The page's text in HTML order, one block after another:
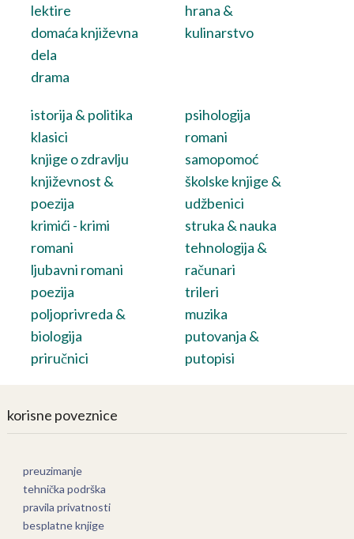
lektire
domaća književna
dela
drama
hrana &
kulinarstvo
istorija & politika
klasici
knjige o zdravlju
književnost &
poezija
krimići - krimi
romani
ljubavni romani
poezija
poljoprivreda &
biologija
priručnici
psihologija
romani
samopomoć
školske knjige &
udžbenici
struka & nauka
tehnologija &
računari
trileri
muzika
putovanja &
putopisi
korisne poveznice
preuzimanje
tehnička podrška
pravila privatnosti
besplatne knjige